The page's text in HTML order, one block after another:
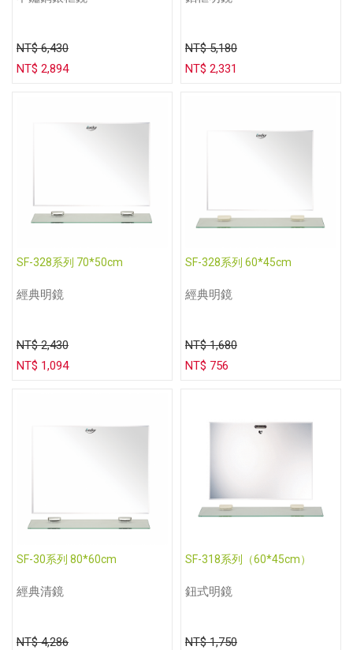
NT$ 6,430
NT$ 2,894
NT$ 5,180
NT$ 2,331
SF-328系列 70*50cm
經典明鏡
NT$ 2,430
NT$ 1,094
SF-328系列 60*45cm
經典明鏡
NT$ 1,680
NT$ 756
SF-30系列 80*60cm
經典清鏡
NT$ 4,286
SF-318系列（60*45cm）
鈕式明鏡
NT$ 1,750